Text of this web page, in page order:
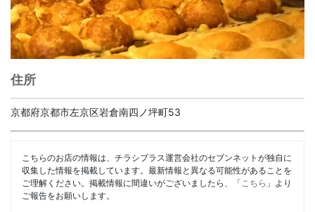
住所
京都府京都市左京区岩倉南四ノ坪町53
こちらのお店の情報は、チラシプラス運営会社のセブンネットが独自に
収集した情報を掲載しています。最新情報と異なる可能性があることを
ご理解ください。掲載情報に間違いがございましたら、「 こちら 」より
ご報告をお願いします。